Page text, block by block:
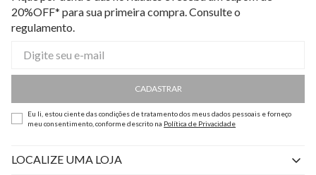
20%OFF* para sua primeira compra. Consulte o
regulamento.
CADASTRAR
Eu li, estou ciente das condições de tratamento dos meus dados pessoais e forneço
meu consentimento, conforme descrito na Política de Privacidade
LOCALIZE UMA LOJA